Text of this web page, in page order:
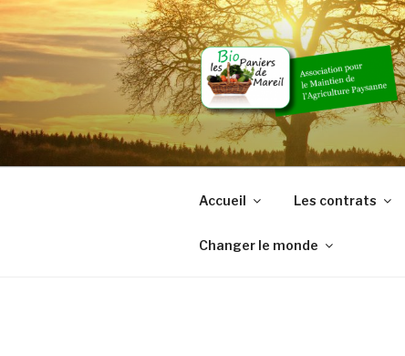
Skip
to
content
Accueil Les contrats
Changer le monde